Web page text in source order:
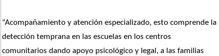
“Acompañamiento y atención especializado, esto comprende la
detección temprana en las escuelas en los centros
comunitarios dando apoyo psicológico y legal, a las familias